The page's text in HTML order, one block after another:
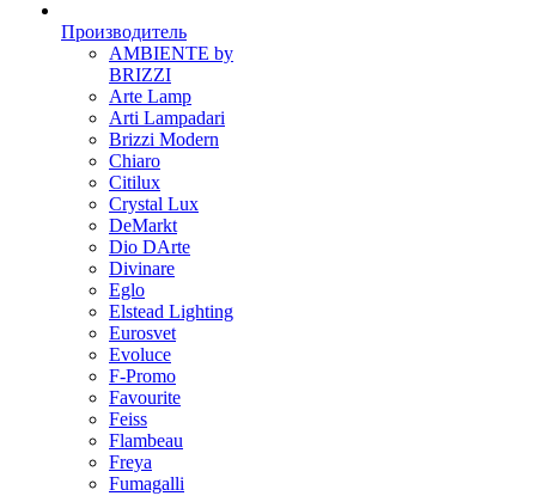
Производитель
AMBIENTE by
BRIZZI
Arte Lamp
Arti Lampadari
Brizzi Modern
Chiaro
Citilux
Crystal Lux
DeMarkt
Dio DArte
Divinare
Eglo
Elstead Lighting
Eurosvet
Evoluce
F-Promo
Favourite
Feiss
Flambeau
Freya
Fumagalli